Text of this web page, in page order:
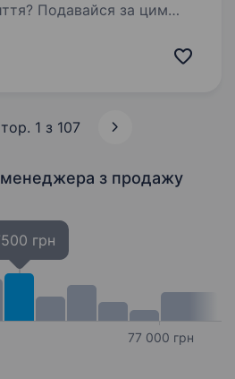
Подавайся за цим
laba/j/2457899AD9/a
1 з 107
з продажу
грн
77 000 грн